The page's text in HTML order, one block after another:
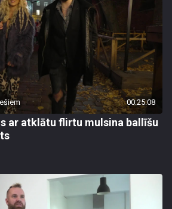
00:25:08
ar atklātu flirtu mulsina ballīšu